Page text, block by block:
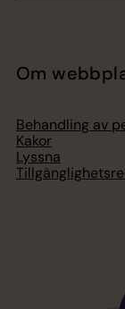
Om
Behandling av
Kakor
Lyssna